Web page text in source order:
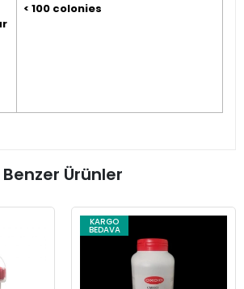
< 100 colonies
Benzer Ürünler
KARGO
BEDAVA